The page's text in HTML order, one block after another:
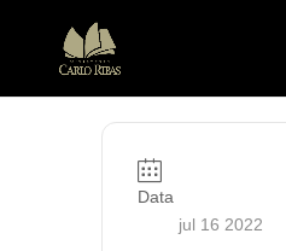
Data
jul 16 2022